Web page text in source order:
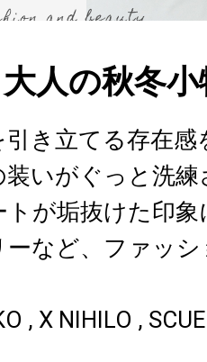
人の秋冬小
き立てる存在
いがぐっと洗
トが垢抜けた印
ーなど、ファッ
, X NIHILO , SCUE